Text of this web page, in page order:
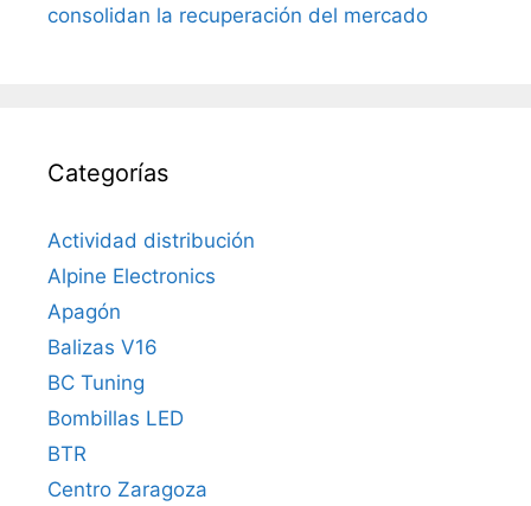
consolidan la recuperación del mercado
Categorías
Actividad distribución
Alpine Electronics
Apagón
Balizas V16
BC Tuning
Bombillas LED
BTR
Centro Zaragoza